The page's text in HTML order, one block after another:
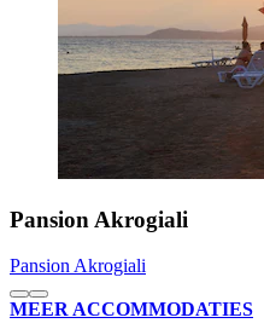
Pansion Akrogiali
Pansion Akrogiali
MEER ACCOMMODATIES